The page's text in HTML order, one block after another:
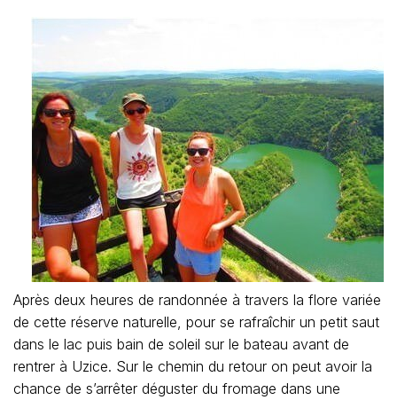
Après deux heures de randonnée à travers la flore variée
de cette réserve naturelle, pour se rafraîchir un petit saut
dans le lac puis bain de soleil sur le bateau avant de
rentrer à Uzice. Sur le chemin du retour on peut avoir la
chance de s’arrêter déguster du fromage dans une